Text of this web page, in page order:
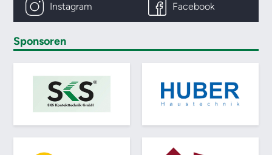
Instagram Facebook
Sponsoren